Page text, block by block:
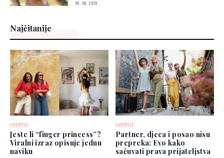
05. 08. 2026.
Najčitanije
LIFESTYLE
Jeste li “finger princess”?
Viralni izraz opisuje jednu
naviku
LIFESTYLE
Partner, djeca i posao nisu
prepreka: Evo kako
sačuvati prava prijateljstva